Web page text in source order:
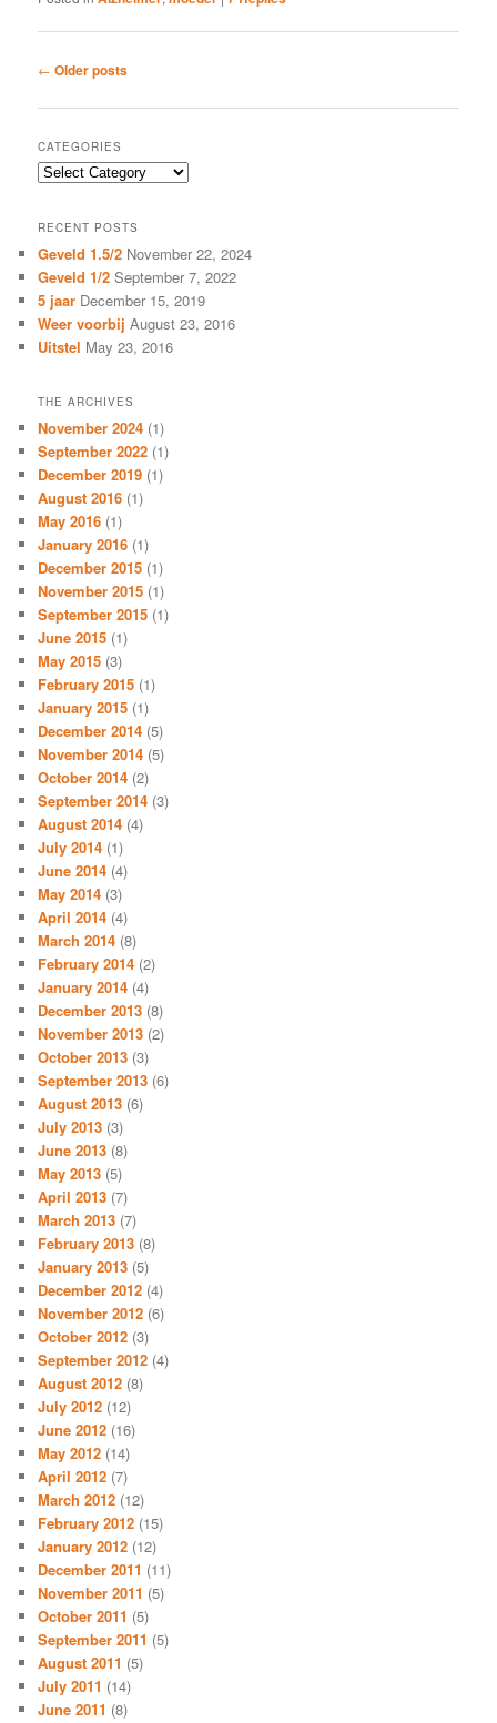
Post
← Older posts
CATEGORIES
Categories
RECENT POSTS
Geveld 1.5/2 November 22, 2024
Geveld 1/2 September 7, 2022
5 jaar December 15, 2019
Weer voorbij August 23, 2016
Uitstel May 23, 2016
THE ARCHIVES
November 2024 (1)
September 2022 (1)
December 2019 (1)
August 2016 (1)
May 2016 (1)
January 2016 (1)
December 2015 (1)
November 2015 (1)
September 2015 (1)
June 2015 (1)
May 2015 (3)
February 2015 (1)
January 2015 (1)
December 2014 (5)
November 2014 (5)
October 2014 (2)
September 2014 (3)
August 2014 (4)
July 2014 (1)
June 2014 (4)
May 2014 (3)
April 2014 (4)
March 2014 (8)
February 2014 (2)
January 2014 (4)
December 2013 (8)
November 2013 (2)
October 2013 (3)
September 2013 (6)
August 2013 (6)
July 2013 (3)
June 2013 (8)
May 2013 (5)
April 2013 (7)
March 2013 (7)
February 2013 (8)
January 2013 (5)
December 2012 (4)
November 2012 (6)
October 2012 (3)
September 2012 (4)
August 2012 (8)
July 2012 (12)
June 2012 (16)
May 2012 (14)
April 2012 (7)
March 2012 (12)
February 2012 (15)
January 2012 (12)
December 2011 (11)
November 2011 (5)
October 2011 (5)
September 2011 (5)
August 2011 (5)
July 2011 (14)
June 2011 (8)